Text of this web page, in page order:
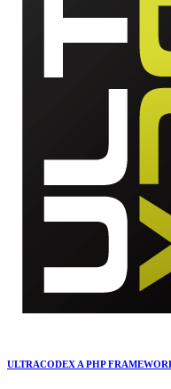
ULTRACODEX A PHP